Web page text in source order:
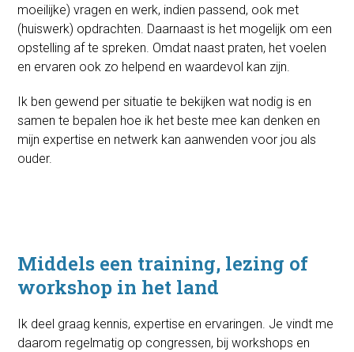
moeilijke) vragen en werk, indien passend, ook met
(huiswerk) opdrachten. Daarnaast is het mogelijk om een
opstelling af te spreken. Omdat naast praten, het voelen
en ervaren ook zo helpend en waardevol kan zijn.
Ik ben gewend per situatie te bekijken wat nodig is en
samen te bepalen hoe ik het beste mee kan denken en
mijn expertise en netwerk kan aanwenden voor jou als
ouder.
Middels een training, lezing of
workshop in het land
Ik deel graag kennis, expertise en ervaringen. Je vindt me
daarom regelmatig op congressen, bij workshops en